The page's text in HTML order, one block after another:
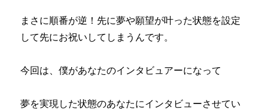
まさに順番が逆！先に夢や願望が叶った状態を設定
して先にお祝いしてしまうんです。
今回は、僕があなたのインタビュアーになって
夢を実現した状態のあなたにインタビューさせてい